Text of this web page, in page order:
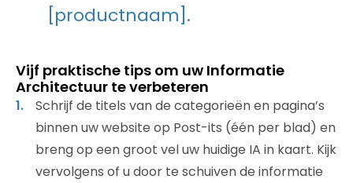
[productnaam].
Vijf praktische tips om uw Informatie
Architectuur te verbeteren
Schrijf de titels van de categorieën en pagina’s
binnen uw website op Post-its (één per blad) en
breng op een groot vel uw huidige IA in kaart. Kijk
vervolgens of u door te schuiven de informatie